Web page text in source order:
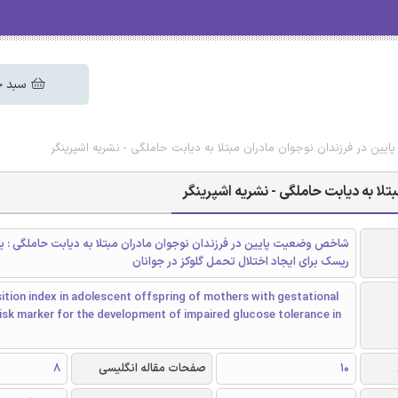
سبد
در فرزندان نوجوان مادران مبتلا به دیابت حاملگی - نشریه اشپرینگر
به دیابت حاملگی - نشریه اشپرینگر
شاخص وضعیت پایین در فرزندان نوجوان مادران مبتلا به دیابت حاملگی :
ریسک برای ایجاد اختلال تحمل گلوکز در جوانان
index in adolescent offspring of mothers with gestational
marker for the development of impaired glucose tolerance in
10 صفحات مقاله انگلیسی
8